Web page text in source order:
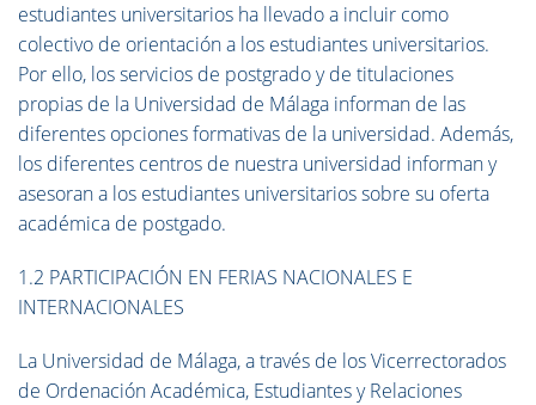
estudiantes universitarios ha llevado a incluir como
colectivo de orientación a los estudiantes universitarios.
Por ello, los servicios de postgrado y de titulaciones
propias de la Universidad de Málaga informan de las
diferentes opciones formativas de la universidad. Además,
los diferentes centros de nuestra universidad informan y
asesoran a los estudiantes universitarios sobre su oferta
académica de postgado.
1.2 PARTICIPACIÓN EN FERIAS NACIONALES E
INTERNACIONALES
La Universidad de Málaga, a través de los Vicerrectorados
de Ordenación Académica, Estudiantes y Relaciones